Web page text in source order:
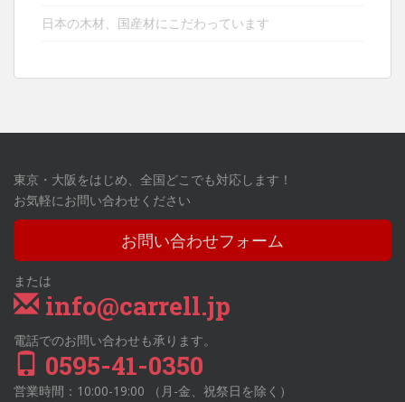
日本の木材、国産材にこだわっています
東京・大阪をはじめ、全国どこでも対応します！
お気軽にお問い合わせください
お問い合わせフォーム
または
info@carrell.jp
電話でのお問い合わせも承ります。
0595-41-0350
営業時間：10:00-19:00 （月-金、祝祭日を除く）